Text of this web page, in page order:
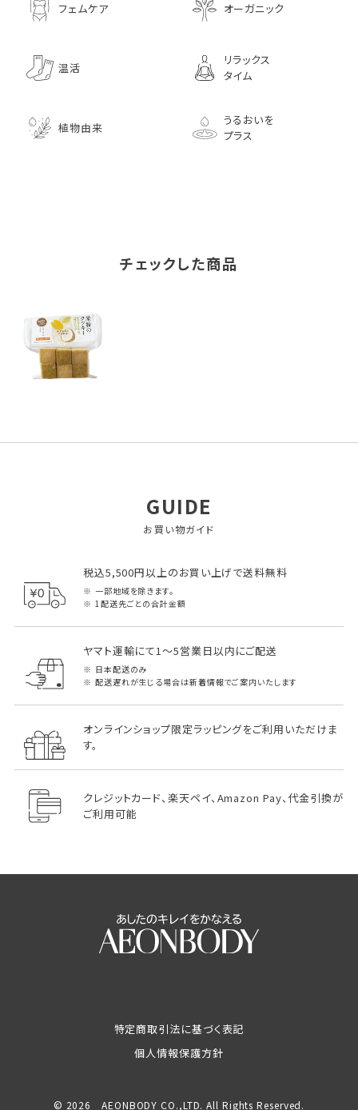
フェムケア オーガニック
温活
リラックス
タイム
植物由来
うるおいを
プラス
チェックした商品
GUIDE
お買い物ガイド
税込5,500円以上のお買い上げで送料無料
一部地域を除きます。
1配送先ごとの合計金額
ヤマト運輸にて1～5営業日以内にご配送
日本配送のみ
配送遅れが生じる場合は新着情報でご案内いたします
オンラインショップ限定ラッピングをご利用いただけま
す。
クレジットカード、楽天ペイ、Amazon Pay、代金引換が
ご利用可能
特定商取引法に基づく表記
個人情報保護方針
© 2026 AEONBODY CO.,LTD. All Rights Reserved.